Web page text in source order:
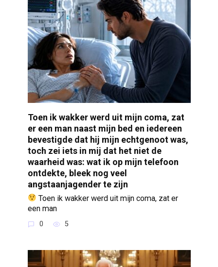
Toen ik wakker werd uit mijn coma, zat
er een man naast mijn bed en iedereen
bevestigde dat hij mijn echtgenoot was,
toch zei iets in mij dat het niet de
waarheid was: wat ik op mijn telefoon
ontdekte, bleek nog veel
angstaanjagender te zijn
Toen ik wakker werd uit mijn coma, zat er
een man
0 5